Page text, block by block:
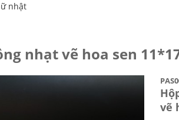
nhật
nhạt vẽ hoa sen
vẽ